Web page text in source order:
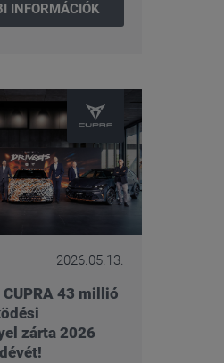
INFORMÁCIÓK
2026.05.13.
CUPRA 43 millió
zárta 2026